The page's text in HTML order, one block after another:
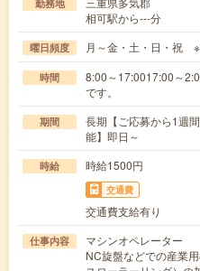
勤務地
相可駅から---分
曜日頻度 月～金・土・日・祝
時間
8:00～17:0017:00～
です。
期間
長期【ご応募から1週
能】即日～
時給 時給1500円
交通費
交通費支給有り
仕事内容
マシンオペレーター
NC旋盤などでの産業